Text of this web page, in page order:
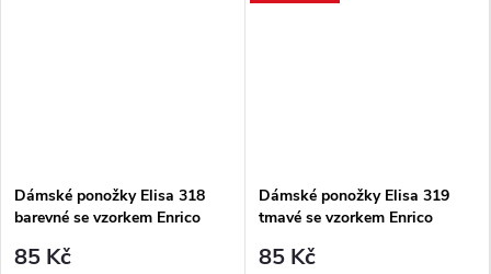
Dámské ponožky Elisa 318
barevné se vzorkem Enrico
85 Kč
Dámské ponožky Elisa 319
tmavé se vzorkem Enrico
85 Kč